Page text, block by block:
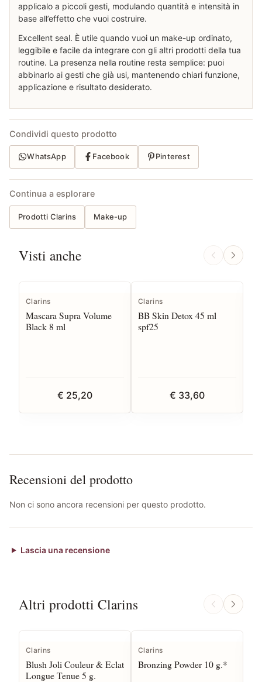
applicalo a piccoli gesti, modulando quantità e intensità in
base all’effetto che vuoi costruire.
Excellent seal. È utile quando vuoi un make-up ordinato,
leggibile e facile da integrare con gli altri prodotti della tua
routine. La presenza nella routine resta semplice: puoi
abbinarlo ai gesti che già usi, mantenendo chiari funzione,
applicazione e risultato desiderato.
Condividi questo prodotto
WhatsApp Facebook Pinterest
Continua a esplorare
Prodotti Clarins Make-up
Visti anche
Clarins
Mascara Supra Volume
Black 8 ml
€ 25,20
Clarins
BB Skin Detox 45 ml
spf25
€ 33,60
Recensioni del prodotto
Non ci sono ancora recensioni per questo prodotto.
Lascia una recensione
Altri prodotti Clarins
Clarins
Blush Joli Couleur & Eclat
Longue Tenue 5 g.
Clarins
Bronzing Powder 10 g.*